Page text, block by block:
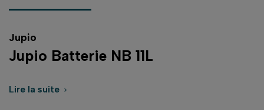
Jupio
Jupio Batterie NB 11L
Lire la suite 